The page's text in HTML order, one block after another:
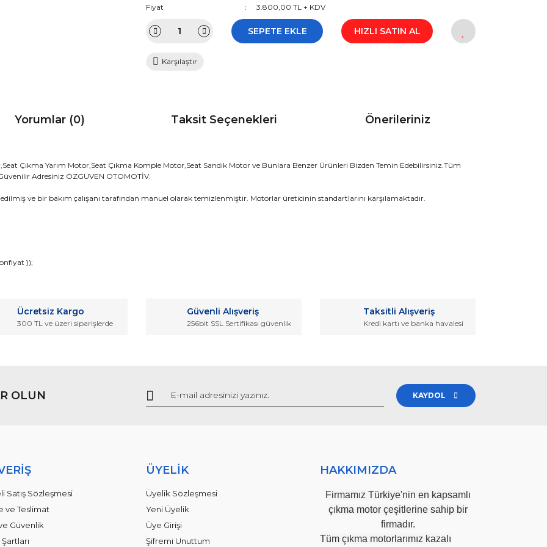
Fiyat 3.800,00 TL + KDV
SEPETE EKLE HIZLI SATIN AL
Karşılaştır
Yorumlar (0) Taksit Seçenekleri Önerileriniz
Çıkma Yarım Motor,Seat Çıkma Komple Motor,Seat Sandık Motor ve Bunlara Benzer Ürünleri Bizden Temin Edebilirsiniz.Tüm
Adresiniz ÖZGÜVEN OTOMOTİV.
ve bir bakım çalışanı tarafından manuel olarak temizlenmiştir. Motorlar üreticinin standartlarını karşılamaktadır.
diğer konularda yetersiz gördüğünüz noktaları öneri formunu kullanarak tarafımıza iletebilirsiniz.
});
Ücretsiz Kargo
300 TL ve üzeri siparişlerde
Güvenli Alışveriş
256bit SSL Sertifikası güvenlik
Taksitli Alışveriş
Kredi kartı ve banka havalesi
OLUN KAYDOL
Satış Sözleşmesi
ve Teslimat
Güvenlik
ÜYELİK
Üyelik Sözleşmesi
Yeni Üyelik
Üye Girişi
Şifremi Unuttum
HAKKIMIZDA
Firmamız Türkiye'nin en kapsamlı
çıkma motor çeşitlerine sahip bir
firmadır.
Tüm çıkma motorlarımız kazalı